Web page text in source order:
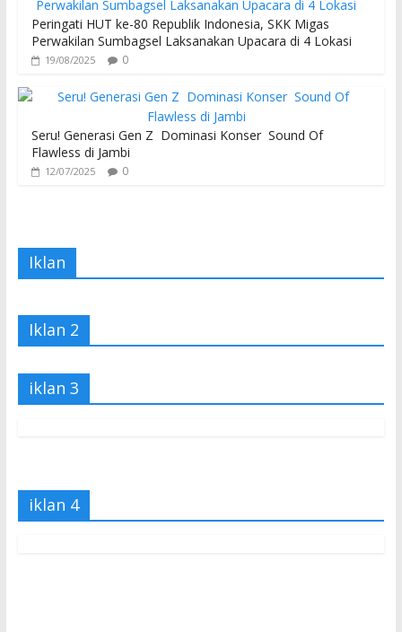
Peringati HUT ke-80 Republik Indonesia, SKK Migas
Perwakilan Sumbagsel Laksanakan Upacara di 4 Lokasi
19/08/2025 0
Seru! Generasi Gen Z Dominasi Konser Sound Of
Flawless di Jambi
12/07/2025 0
Iklan
Iklan 2
iklan 3
iklan 4